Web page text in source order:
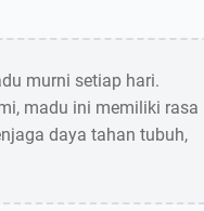
murni setiap hari.
madu ini memiliki rasa
daya tahan tubuh,